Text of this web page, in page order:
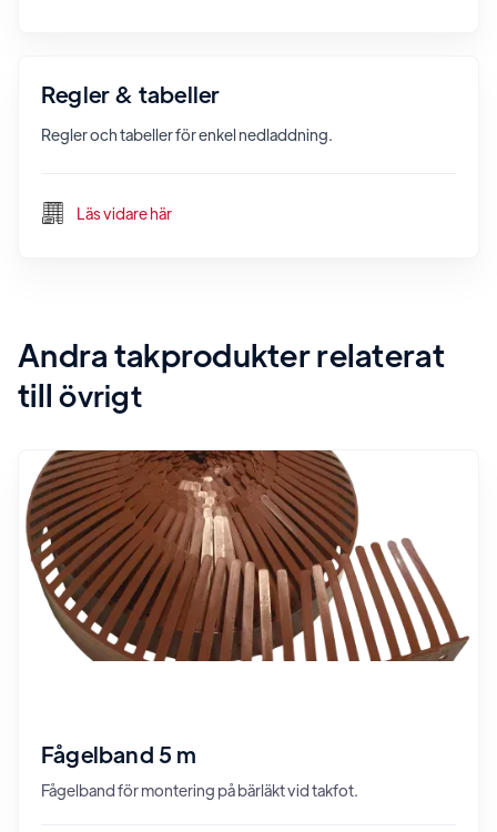
Regler & tabeller
Regler och tabeller för enkel nedladdning.
Läs vidare här
Andra takprodukter relaterat
tillövrigt
Fågelband 5 m
Fågelband för montering på bärläkt vid takfot.